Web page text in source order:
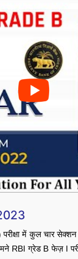
में कुल चार सेक्शन
RBI ग्रेड B फेज़ I